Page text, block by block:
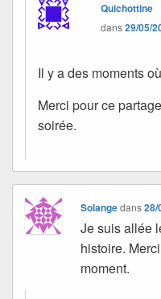
Quichottine
dans29/05/
Il y a des moments
Merci pour ce
soirée.
Solangedans28/
Je suis allée
histoire.
moment.